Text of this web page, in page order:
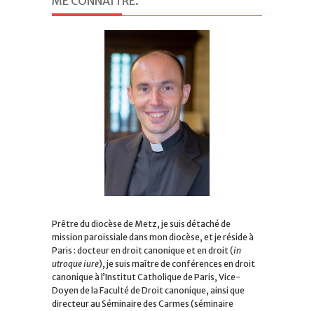
Prêtre du diocèse de Metz, je suis détaché de
mission paroissiale dans mon diocèse, et je réside à
Paris : docteur en droit canonique et en droit (in
utroque iure), je suis maître de conférences en droit
canonique à l’Institut Catholique de Paris, Vice-
Doyen de la Faculté de Droit canonique, ainsi que
directeur au Séminaire des Carmes (séminaire